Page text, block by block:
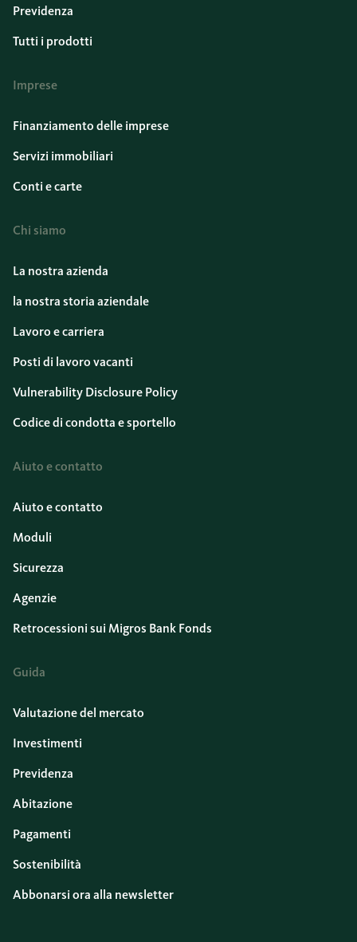
Previdenza
Tutti i prodotti
Imprese
Finanziamento delle imprese
Servizi immobiliari
Conti e carte
Chi siamo
La nostra azienda
la nostra storia aziendale
Lavoro e carriera
Posti di lavoro vacanti
Vulnerability Disclosure Policy
Codice di condotta e sportello
Aiuto e contatto
Aiuto e contatto
Moduli
Sicurezza
Agenzie
Retrocessioni sui Migros Bank Fonds
Guida
Valutazione del mercato
Investimenti
Previdenza
Abitazione
Pagamenti
Sostenibilità
Abbonarsi ora alla newsletter